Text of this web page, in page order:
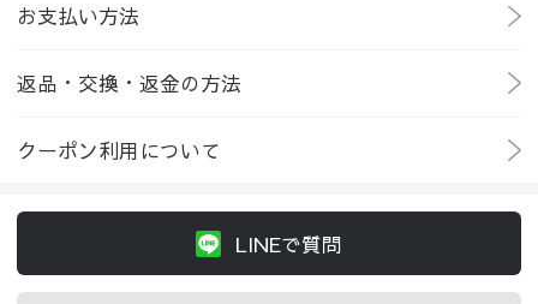
お支払い方法
返品・交換・返金の方法
クーポン利用について
LINEで質問